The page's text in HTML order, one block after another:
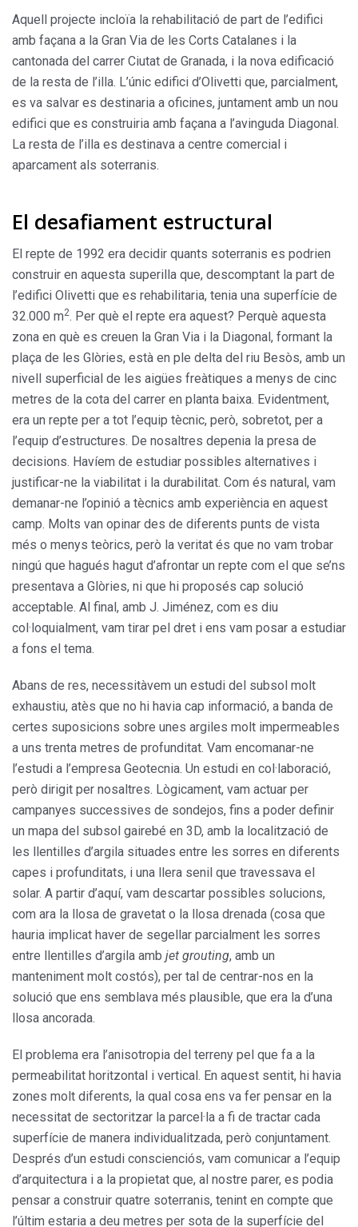
Aquell projecte incloïa la rehabilitació de part de l’edifici
amb façana a la Gran Via de les Corts Catalanes i la
cantonada del carrer Ciutat de Granada, i la nova edificació
de la resta de l’illa. L’únic edifici d’Olivetti que, parcialment,
es va salvar es destinaria a oficines, juntament amb un nou
edifici que es construiria amb façana a l’avinguda Diagonal.
La resta de l’illa es destinava a centre comercial i
aparcament als soterranis.
El desafiament estructural
El repte de 1992 era decidir quants soterranis es podrien
construir en aquesta superilla que, descomptant la part de
l’edifici Olivetti que es rehabilitaria, tenia una superfície de
32.000 m2. Per què el repte era aquest? Perquè aquesta
zona en què es creuen la Gran Via i la Diagonal, formant la
plaça de les Glòries, està en ple delta del riu Besòs, amb un
nivell superficial de les aigües freàtiques a menys de cinc
metres de la cota del carrer en planta baixa. Evidentment,
era un repte per a tot l’equip tècnic, però, sobretot, per a
l’equip d’estructures. De nosaltres depenia la presa de
decisions. Havíem de estudiar possibles alternatives i
justificar-ne la viabilitat i la durabilitat. Com és natural, vam
demanar-ne l’opinió a tècnics amb experiència en aquest
camp. Molts van opinar des de diferents punts de vista
més o menys teòrics, però la veritat és que no vam trobar
ningú que hagués hagut d’afrontar un repte com el que se’ns
presentava a Glòries, ni que hi proposés cap solució
acceptable. Al final, amb J. Jiménez, com es diu
col·loquialment, vam tirar pel dret i ens vam posar a estudiar
a fons el tema.
Abans de res, necessitàvem un estudi del subsol molt
exhaustiu, atès que no hi havia cap informació, a banda de
certes suposicions sobre unes argiles molt impermeables
a uns trenta metres de profunditat. Vam encomanar-ne
l’estudi a l’empresa Geotecnia. Un estudi en col·laboració,
però dirigit per nosaltres. Lògicament, vam actuar per
campanyes successives de sondejos, fins a poder definir
un mapa del subsol gairebé en 3D, amb la localització de
les llentilles d’argila situades entre les sorres en diferents
capes i profunditats, i una llera senil que travessava el
solar. A partir d’aquí, vam descartar possibles solucions,
com ara la llosa de gravetat o la llosa drenada (cosa que
hauria implicat haver de segellar parcialment les sorres
entre llentilles d’argila amb jet grouting, amb un
manteniment molt costós), per tal de centrar-nos en la
solució que ens semblava més plausible, que era la d’una
llosa ancorada.
El problema era l’anisotropia del terreny pel que fa a la
permeabilitat horitzontal i vertical. En aquest sentit, hi havia
zones molt diferents, la qual cosa ens va fer pensar en la
necessitat de sectoritzar la parcel·la a fi de tractar cada
superfície de manera individualitzada, però conjuntament.
Després d’un estudi conscienciós, vam comunicar a l’equip
d’arquitectura i a la propietat que, al nostre parer, es podia
pensar a construir quatre soterranis, tenint en compte que
l’últim estaria a deu metres per sota de la superfície del